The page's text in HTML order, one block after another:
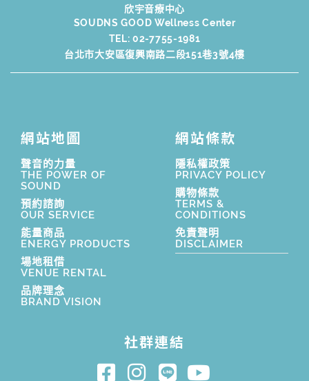
欣宇音療中心
SOUDNS GOOD Wellness Center
TEL:02-7755-1981
台北市大安區復興南路二段151巷3號4樓
網站地圖
聲音的力量
THE POWER OF
SOUND
預約諮詢
OUR SERVICE
能量商品
ENERGY PRODUCTS
場地租借
VENUE RENTAL
品牌理念
BRAND VISION
網站條款
隱私權政策
PRIVACY POLICY
購物條款
TERMS &
CONDITIONS
免責聲明
DISCLAIMER
社群連結